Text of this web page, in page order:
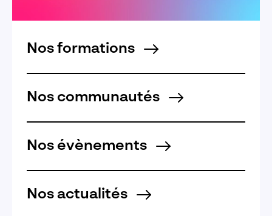
Nos formations
Nos communautés
Nos évènements
Nos actualités